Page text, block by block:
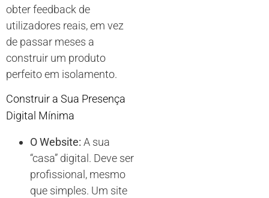
obter feedback de
utilizadores reais, em vez
de passar meses a
construir um produto
perfeito em isolamento.
Construir a Sua Presença
Digital Mínima
O Website: A sua
“casa” digital. Deve ser
profissional, mesmo
que simples. Um site